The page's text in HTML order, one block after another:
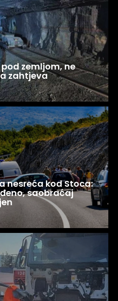
zemljom, ne
zahtjeva
nesreća kod Stoca:
saobraćaj